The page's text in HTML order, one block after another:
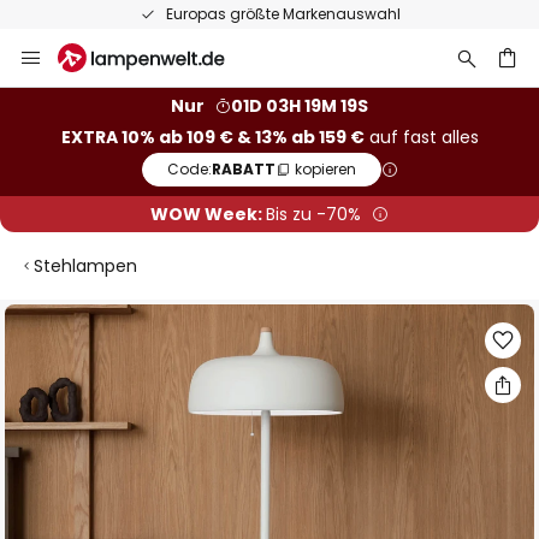
Europas größte Markenauswahl
Inhalt
Nur
01D 03H 19M 18S
EXTRA 10% ab 109 € & 13% ab 159 €auf fast alles
Code:RABATT kopieren
WOW Week:Bis zu -70%
Stehlampen
Zum
Bildgalerie
springen